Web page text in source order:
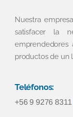
Nuestra
satisfacer la
emprendedores
productos de un
Teléfonos:
+56 9 9276 8311